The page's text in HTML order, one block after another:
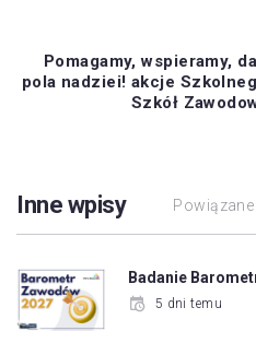
Pomagamy, wspieramy,
pola nadziei! akcje
Szkół
Inne wpisy
Badanie
5 dni temu